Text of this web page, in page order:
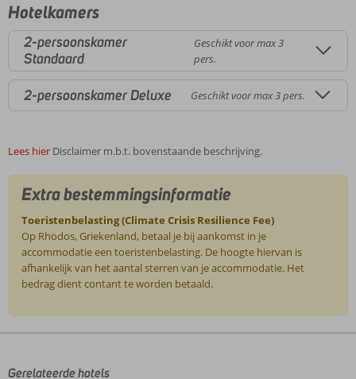
Hotelkamers
2-persoonskamer
Standaard
Geschikt voor max 3
pers.
2-persoonskamer Deluxe Geschikt voor max 3 pers.
Lees hier Disclaimer m.b.t. bovenstaande beschrijving.
Extra bestemmingsinformatie
Toeristenbelasting (Climate Crisis Resilience Fee)
Op Rhodos, Griekenland, betaal je bij aankomst in je
accommodatie een toeristenbelasting. De hoogte hiervan is
afhankelijk van het aantal sterren van je accommodatie. Het
bedrag dient contant te worden betaald.
door
Gerelateerde hotels